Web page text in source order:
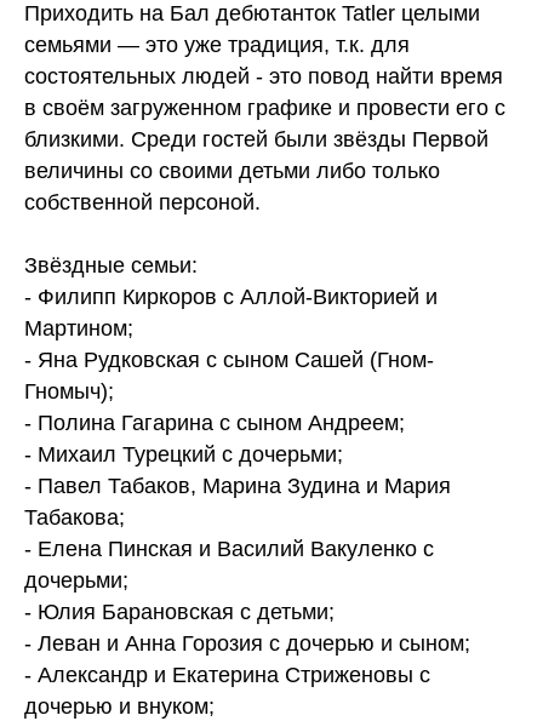
Приходить на Бал дебютанток Tatler целыми
семьями — это уже традиция, т.к. для
состоятельных людей - это повод найти время
в своём загруженном графике и провести его с
близкими. Среди гостей были звёзды Первой
величины со своими детьми либо только
собственной персоной.
Звёздные семьи:
- Филипп Киркоров с Аллой-Викторией и
Мартином;
- Яна Рудковская с сыном Сашей (Гном-
Гномыч);
- Полина Гагарина с сыном Андреем;
- Михаил Турецкий с дочерьми;
- Павел Табаков, Марина Зудина и Мария
Табакова;
- Елена Пинская и Василий Вакуленко с
дочерьми;
- Юлия Барановская с детьми;
- Леван и Анна Горозия с дочерью и сыном;
- Александр и Екатерина Стриженовы с
дочерью и внуком;